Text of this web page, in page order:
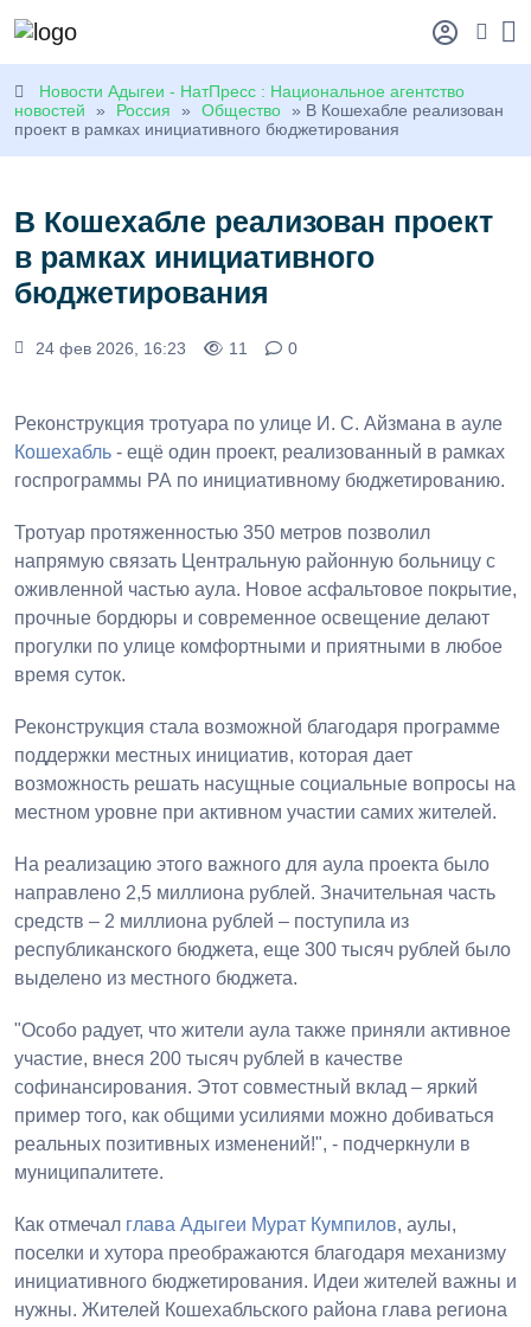
Новости Адыгеи - НатПресс : Национальное агентство
новостей
» Россия » Общество » В Кошехабле реализован
проект в рамках инициативного бюджетирования
В Кошехабле реализован проект
в рамках инициативного
бюджетирования
24 фев 2026, 16:23 11 0
Реконструкция тротуара по улице И. С. Айзмана в ауле
Кошехабль - ещё один проект, реализованный в рамках
госпрограммы РА по инициативному бюджетированию.
Тротуар протяженностью 350 метров позволил
напрямую связать Центральную районную больницу с
оживленной частью аула. Новое асфальтовое покрытие,
прочные бордюры и современное освещение делают
прогулки по улице комфортными и приятными в любое
время суток.
Реконструкция стала возможной благодаря программе
поддержки местных инициатив, которая дает
возможность решать насущные социальные вопросы на
местном уровне при активном участии самих жителей.
На реализацию этого важного для аула проекта было
направлено 2,5 миллиона рублей. Значительная часть
средств – 2 миллиона рублей – поступила из
республиканского бюджета, еще 300 тысяч рублей было
выделено из местного бюджета.
"Особо радует, что жители аула также приняли активное
участие, внеся 200 тысяч рублей в качестве
софинансирования. Этот совместный вклад – яркий
пример того, как общими усилиями можно добиваться
реальных позитивных изменений!", - подчеркнули в
муниципалитете.
Как отмечал глава Адыгеи Мурат Кумпилов, аулы,
поселки и хутора преображаются благодаря механизму
инициативного бюджетирования. Идеи жителей важны и
нужны. Жителей Кошехабльского района глава региона